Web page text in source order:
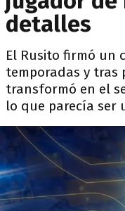
detalles
El Rusito firmó un
temporadas y tras
transformó en el
lo que parecía ser